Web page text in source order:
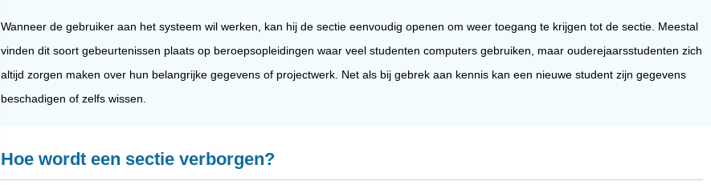
Wanneer de gebruiker aan het systeem wil werken, kan hij de sectie eenvoudig openen om weer toegang te krijgen tot de sectie. Meestal
vinden dit soort gebeurtenissen plaats op beroepsopleidingen waar veel studenten computers gebruiken, maar ouderejaarsstudenten zich
altijd zorgen maken over hun belangrijke gegevens of projectwerk. Net als bij gebrek aan kennis kan een nieuwe student zijn gegevens
beschadigen of zelfs wissen.
Hoe wordt een sectie verborgen?